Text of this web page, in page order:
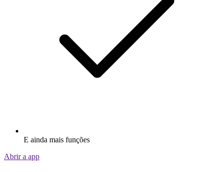
E ainda mais funções
Abrir a app